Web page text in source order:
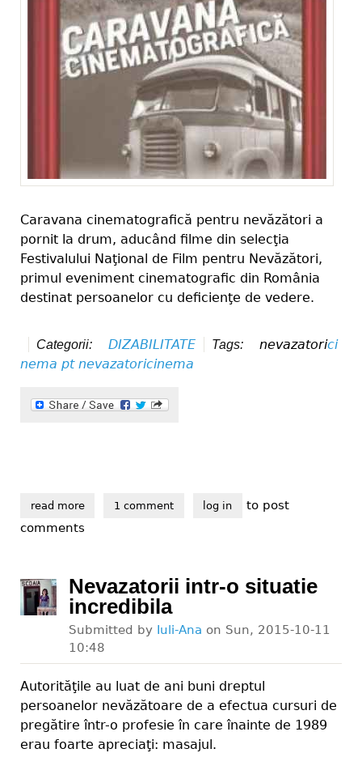
Caravana cinematografică pentru nevăzători a
pornit la drum, aducând filme din selecţia
Festivalului Naţional de Film pentru Nevăzători,
primul eveniment cinematografic din România
destinat persoanelor cu deficienţe de vedere.
Categorii: DIZABILITATE Tags: nevazatorici
nema pt nevazatoricinema
read moreabout caravana cinematografică pentru nevăzători
1 comment log in
to post
comments
Nevazatorii intr-o situatie
incredibila
Submitted by Iuli-Ana on Sun, 2015-10-11
10:48
Autorităţile au luat de ani buni dreptul
persoanelor nevăzătoare de a efectua cursuri de
pregătire într-o profesie în care înainte de 1989
erau foarte apreciaţi: masajul.